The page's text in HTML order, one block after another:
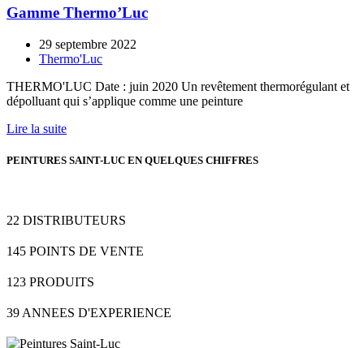
Gamme Thermo’Luc
29 septembre 2022
Thermo'Luc
THERMO'LUC Date : juin 2020 Un revêtement thermorégulant et
dépolluant qui s’applique comme une peinture
Lire la suite
PEINTURES SAINT-LUC EN QUELQUES CHIFFRES
22 DISTRIBUTEURS
145 POINTS DE VENTE
123 PRODUITS
39 ANNEES D'EXPERIENCE